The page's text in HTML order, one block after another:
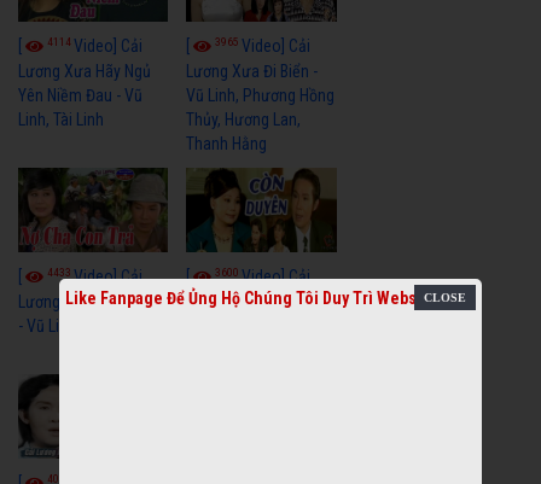
4114Video] Cải
Lương Xưa Hãy Ngủ
Yên Niềm Đau - Vũ
Linh, Tài Linh
3965Video] Cải
Lương Xưa Đi Biển -
Vũ Linh, Phương Hồng
Thủy, Hương Lan,
Thanh Hằng
4433 Video] Cải
Lương Nợ Cha Con Trả
- Vũ Linh, Tài Linh
[ 3600Video] Cải
Lương Xưa Còn
4016
Like Fanpage Để Ủng Hộ Chúng Tôi Duy Trì Website